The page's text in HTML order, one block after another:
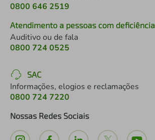
0800 646 2519
Atendimento a pessoas com deficiência
Auditivo ou de fala
0800 724 0525
SAC
Informações, elogios e reclamações
0800 724 7220
Nossas Redes Sociais